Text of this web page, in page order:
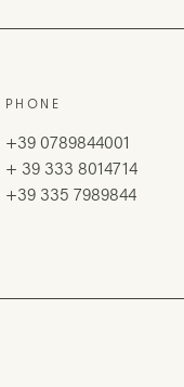
PHONE
+39 0789844001
+ 39 333 8014714
+39 335 7989844